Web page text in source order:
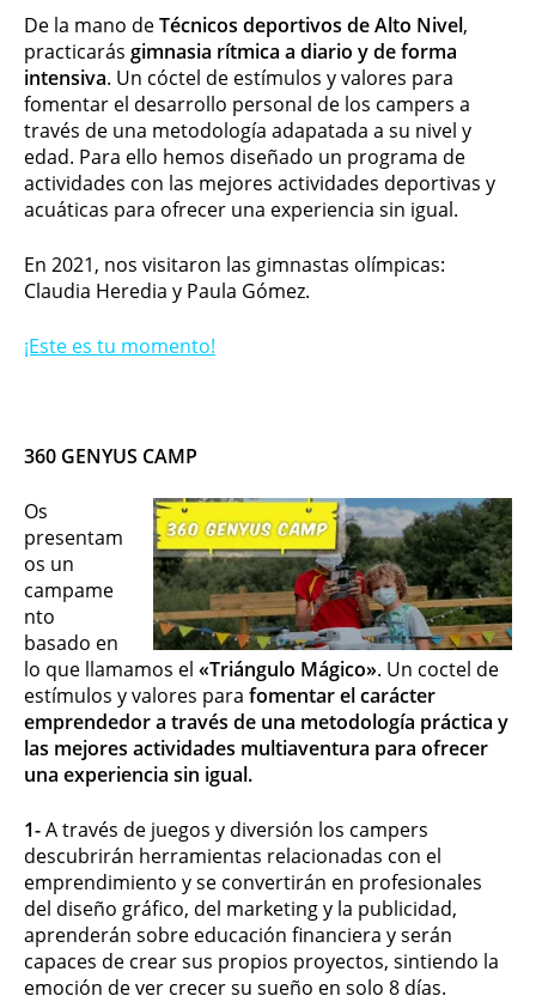
De la mano deTécnicos deportivos de Alto Nivel,
practicarás gimnasia rítmica a diario y de forma
intensiva. Un cóctel de estímulos y valores para
fomentar el desarrollo personal de los campers a
través de una metodología adapatada a su nivel y
edad. Para ello hemos diseñado un programa de
actividades con las mejores actividades deportivas y
acuáticas para ofrecer una experiencia sin igual.
En 2021, nos visitaron las gimnastas olímpicas:
Claudia Heredia y Paula Gómez.
¡Este es tu momento!
360 GENYUS CAMP
Os
presentam
os un
campame
nto
basado en
lo que llamamos el «Triángulo Mágico». Un coctel de
estímulos y valores para fomentar el carácter
emprendedor a través de una metodología práctica y
las mejores actividades multiaventura para ofrecer
una experiencia sin igual.
1-A través de juegos y diversión los campers
descubrirán herramientas relacionadas con el
emprendimiento y se convertirán en profesionales
del diseño gráfico, del marketing y la publicidad,
aprenderán sobre educación financiera y serán
capaces de crear sus propios proyectos, sintiendo la
emoción de ver crecer su sueño en solo 8 días.